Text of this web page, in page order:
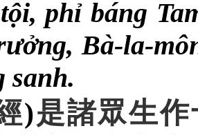
phỉ báng
Bà-la-
sanh.
)是諸眾生